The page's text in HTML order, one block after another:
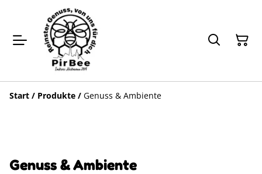
Start / Produkte / Genuss & Ambiente
Genuss & Ambiente